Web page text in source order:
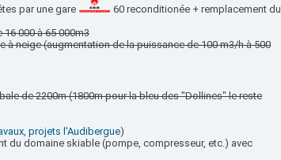
par une gare
60 reconditionée + remplacement du
000 à 65 000m3
neige (augmentation de la puissance de 100 m3/h à 500
de 2200m (1800m pour la bleu des "Dollines" le reste
projets l'Audibergue)
du domaine skiable (pompe, compresseur, etc.) avec